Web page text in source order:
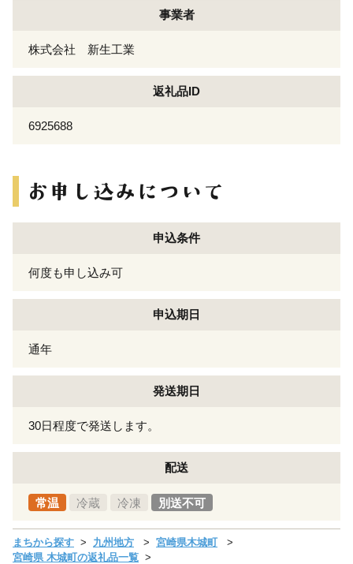
事業者
株式会社 新生工業
返礼品ID
6925688
申込条件
何度も申し込み可
申込期日
通年
発送期日
30日程度で発送します。
配送
常温 冷蔵 冷凍 別送不可
まちから探す 九州地方
宮崎県木城町
宮崎県 木城町の返礼品一覧